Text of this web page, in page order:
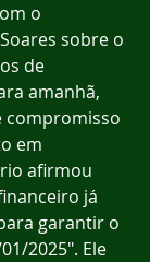
o
sobre o
de
amanhã,
compromisso
em
afirmou
já
garantir o
2025". Ele